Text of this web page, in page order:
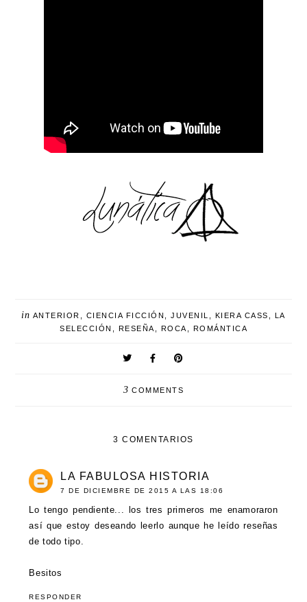
in ANTERIOR , CIENCIA FICCIÓN ,JUVENIL , KIERA CASS ,
LA
SELECCIÓN , RESEÑA, ROCA, ROMÁNTICA
3 COMMENTS
3 COMENTARIOS
LA FABULOSA HISTORIA
7 DE DICIEMBRE DE 2015 A LAS 18:06
Lo tengo pendiente... los tres primeros me enamoraron
así que estoy deseando leerlo aunque he leído reseñas
de todo tipo.
Besitos
RESPONDER